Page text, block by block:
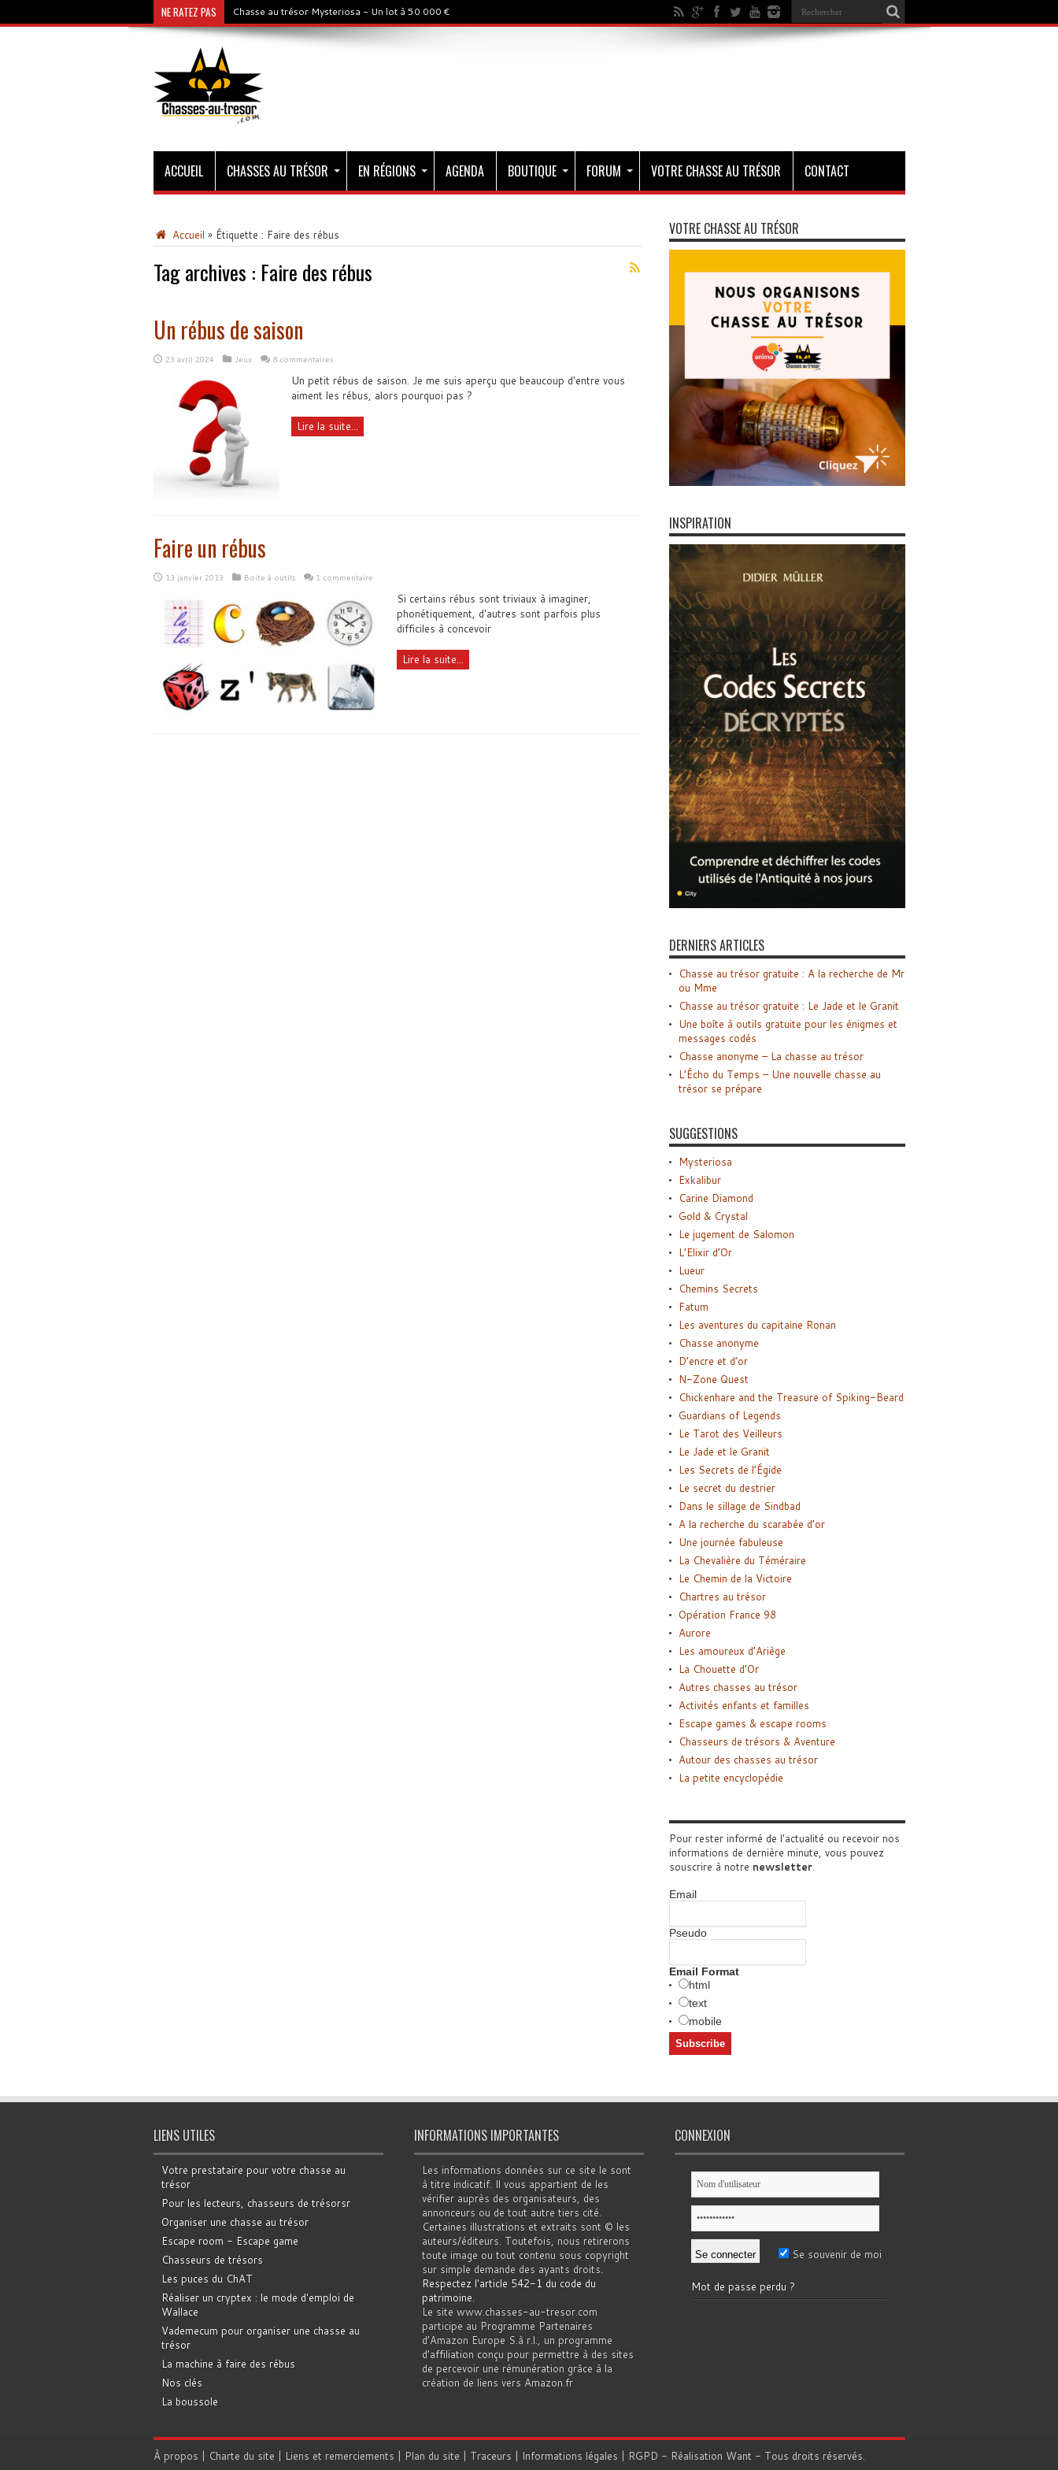
NE RATEZ PAS Chasse au trésor Mysteriosa - Un lot à 50 000 €
ACCUEIL CHASSES AU TRÉSOR EN RÉGIONS AGENDA BOUTIQUE FORUM VOTRE CHASSE AU TRÉSOR CONTACT
Accueil » Étiquette : Faire des rébus
Tag archives : Faire des rébus
Un rébus de saison
23 avril 2024 Jeux 8 commentaires
Un petit rébus de saison. Je me suis aperçu que beaucoup d'entre vous
aiment les rébus, alors pourquoi pas ?
Lire la suite...
Faire un rébus
13 janvier 2013 Boite à outils 1 commentaire
Si certains rébus sont triviaux à imaginer,
phonétiquement, d'autres sont parfois plus
difficiles à concevoir
Lire la suite...
VOTRE CHASSE AU TRÉSOR
INSPIRATION
DERNIERS ARTICLES
Chasse au trésor gratuite : A la recherche de Mr
ou Mme
Chasse au trésor gratuite : Le Jade et le Granit
Une boîte à outils gratuite pour les énigmes et
messages codés
Chasse anonyme – La chasse au trésor
L’Écho du Temps – Une nouvelle chasse au
trésor se prépare
SUGGESTIONS
Mysteriosa
Exkalibur
Carine Diamond
Gold & Crystal
Le jugement de Salomon
L’Elixir d’Or
Lueur
Chemins Secrets
Fatum
Les aventures du capitaine Ronan
Chasse anonyme
D’encre et d’or
N-Zone Quest
Chickenhare and the Treasure of Spiking-Beard
Guardians of Legends
Le Tarot des Veilleurs
Le Jade et le Granit
Les Secrets de l’Égide
Le secret du destrier
Dans le sillage de Sindbad
A la recherche du scarabée d’or
Une journée fabuleuse
La Chevalière du Téméraire
Le Chemin de la Victoire
Chartres au trésor
Opération France 98
Aurore
Les amoureux d’Ariège
La Chouette d’Or
Autres chasses au trésor
Activités enfants et familles
Escape games & escape rooms
Chasseurs de trésors & Aventure
Autour des chasses au trésor
La petite encyclopédie
Pour rester informé de l'actualité ou recevoir nos
informations de dernière minute, vous pouvez
souscrire à notre newsletter.
Email
Pseudo
Email Format
html
text
mobile
LIENS UTILES
Votre prestataire pour votre chasse au
trésor
Pour les lecteurs, chasseurs de trésorsr
Organiser une chasse au trésor
Escape room - Escape game
Chasseurs de trésors
Les puces du ChAT
Réaliser un cryptex : le mode d'emploi de
Wallace
Vademecum pour organiser une chasse au
trésor
La machine à faire des rébus
Nos clés
La boussole
INFORMATIONS IMPORTANTES
Les informations données sur ce site le sont
à titre indicatif. Il vous appartient de les
vérifier auprès des organisateurs, des
annonceurs ou de tout autre tiers cité.
Certaines illustrations et extraits sont © les
auteurs/éditeurs. Toutefois, nous retirerons
toute image ou tout contenu sous copyright
sur simple demande des ayants droits.
Respectez l'article 542-1 du code du
patrimoine
Le site www.chasses-au-tresor.com
participe au Programme Partenaires
d’Amazon Europe S.à r.l., un programme
d’affiliation conçu pour permettre à des sites
de percevoir une rémunération grâce à la
création de liens vers Amazon.fr
CONNEXION
Se souvenir de moi
Mot de passe perdu ?
À propos | Charte du site | Liens et remerciements | Plan du site | Traceurs | Informations légales | RGPD - Réalisation Want - Tous droits réservés.